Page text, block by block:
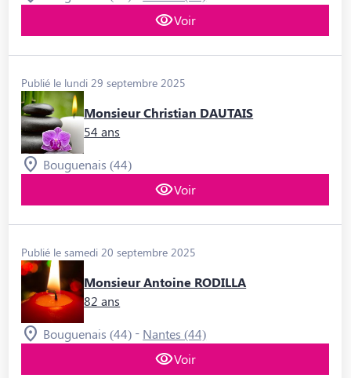
Voir
Publié le lundi 29 septembre 2025
Monsieur Christian DAUTAIS
54 ans
Bouguenais (44)
Voir
Publié le samedi 20 septembre 2025
Monsieur Antoine RODILLA
82 ans
Bouguenais (44) - Nantes (44)
Voir